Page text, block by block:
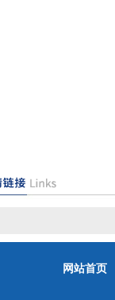
网站首页